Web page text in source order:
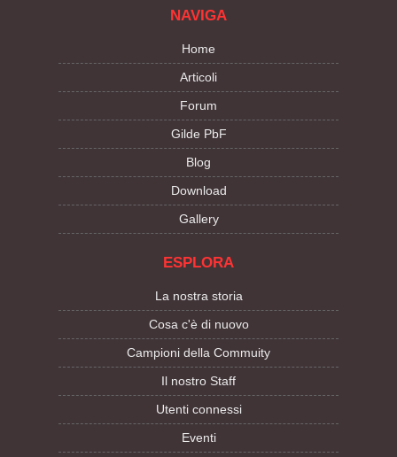
NAVIGA
Home
Articoli
Forum
Gilde PbF
Blog
Download
Gallery
ESPLORA
La nostra storia
Cosa c'è di nuovo
Campioni della Commuity
Il nostro Staff
Utenti connessi
Eventi